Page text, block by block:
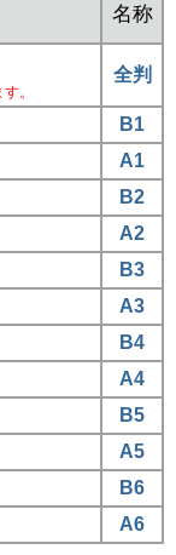
名称
。
全判
B1
A1
B2
A2
B3
A3
B4
A4
B5
A5
B6
A6